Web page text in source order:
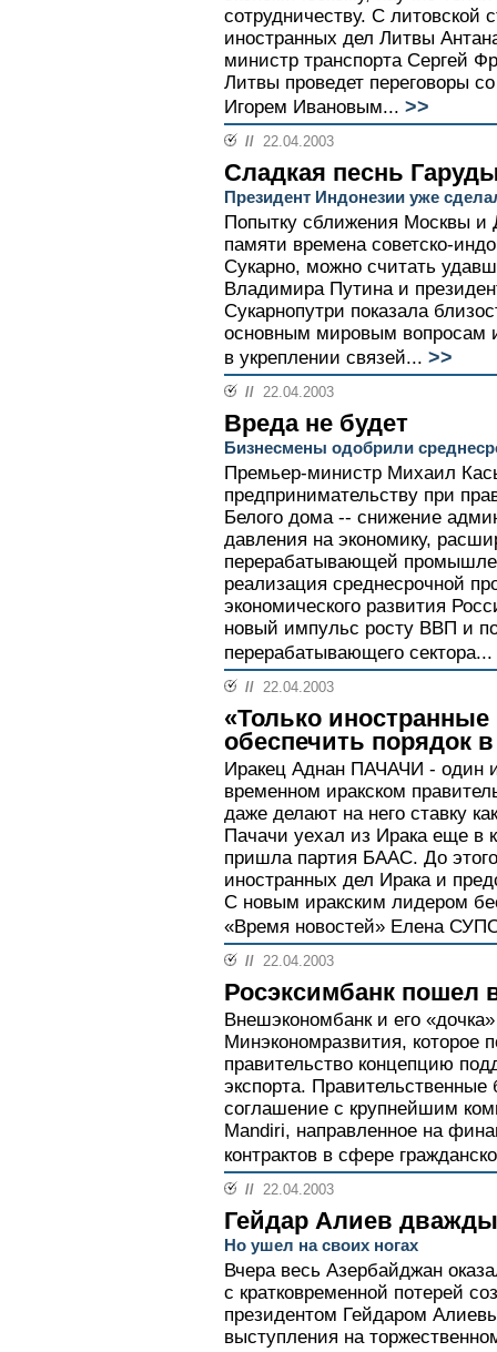
сотрудничеству. С литовской
иностранных дел Литвы
министр транспорта Сергей
Литвы проведет переговоры
Игорем Ивановым... >>
// 22.04.2003
Сладкая песнь
Президент Индонезии уже
Попытку сближения Москвы
памяти времена советско-
Сукарно, можно считать
Владимира Путина и
Сукарнопутри показала
основным мировым вопросам
в укреплении связей... >>
// 22.04.2003
Вреда не будет
Бизнесмены одобрили
Премьер-министр Михаил
предпринимательству при
Белого дома -- снижение
давления на экономику,
перерабатывающей
реализация среднесрочной
экономического развития
новый импульс росту ВВП и
перерабатывающего сектора...
// 22.04.2003
«Только иностранные
обеспечить порядок
Иракец Аднан ПАЧАЧИ - один
временном иракском
даже делают на него ставку
Пачачи уехал из Ирака еще в
пришла партия БААС. До
иностранных дел Ирака и
С новым иракским лидером
«Время новостей» Елена
// 22.04.2003
Росэксимбанк пошел
Внешэкономбанк и его
Минэкономразвития, которое
правительство концепцию
экспорта.
соглашение с крупнейшим
Mandiri, направленное на
контрактов в сфере
// 22.04.2003
Гейдар Алиев
Но ушел на своих ногах
Вчера весь Азербайджан
с кратковременной потерей
президентом Гейдаром
выступления на